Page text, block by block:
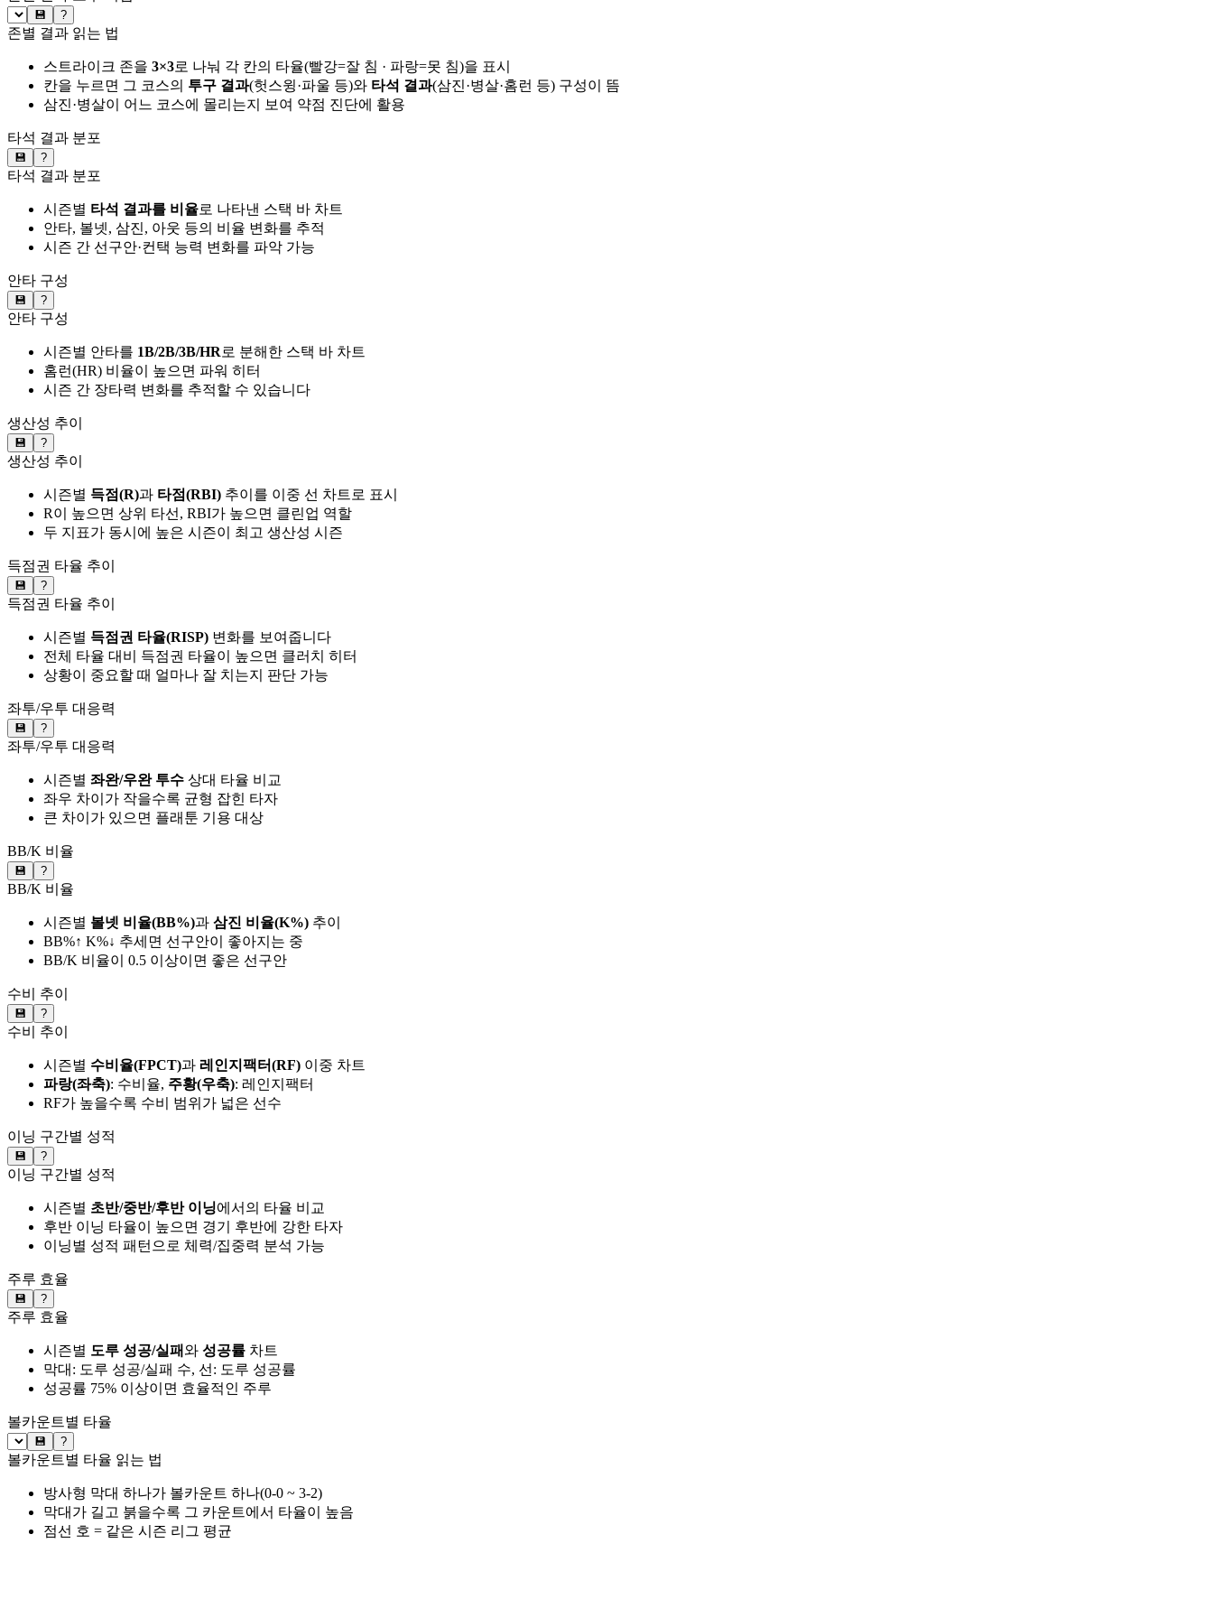
💾 ?
존별 결과 읽는 법
스트라이크 존을 3×3로 나눠 각 칸의 타율(빨강=잘 침 · 파랑=못 침)을 표시
칸을 누르면 그 코스의 투구 결과(헛스윙·파울 등)와 타석 결과(삼진·병살·홈런 등) 구성이 뜸
삼진·병살이 어느 코스에 몰리는지 보여 약점 진단에 활용
타석 결과 분포
💾 ?
타석 결과 분포
시즌별 타석 결과를 비율로 나타낸 스택 바 차트
안타, 볼넷, 삼진, 아웃 등의 비율 변화를 추적
시즌 간 선구안·컨택 능력 변화를 파악 가능
안타 구성
💾 ?
안타 구성
시즌별 안타를 1B/2B/3B/HR로 분해한 스택 바 차트
홈런(HR) 비율이 높으면 파워 히터
시즌 간 장타력 변화를 추적할 수 있습니다
생산성 추이
💾 ?
생산성 추이
시즌별 득점(R)과 타점(RBI) 추이를 이중 선 차트로 표시
R이 높으면 상위 타선, RBI가 높으면 클린업 역할
두 지표가 동시에 높은 시즌이 최고 생산성 시즌
득점권 타율 추이
💾 ?
득점권 타율 추이
시즌별 득점권 타율(RISP) 변화를 보여줍니다
전체 타율 대비 득점권 타율이 높으면 클러치 히터
상황이 중요할 때 얼마나 잘 치는지 판단 가능
좌투/우투 대응력
💾 ?
좌투/우투 대응력
시즌별 좌완/우완 투수 상대 타율 비교
좌우 차이가 작을수록 균형 잡힌 타자
큰 차이가 있으면 플래툰 기용 대상
BB/K 비율
💾 ?
BB/K 비율
시즌별 볼넷 비율(BB%)과 삼진 비율(K%) 추이
BB%↑ K%↓ 추세면 선구안이 좋아지는 중
BB/K 비율이 0.5 이상이면 좋은 선구안
수비 추이
💾 ?
수비 추이
시즌별 수비율(FPCT)과 레인지팩터(RF) 이중 차트
파랑(좌축): 수비율, 주황(우축): 레인지팩터
RF가 높을수록 수비 범위가 넓은 선수
이닝 구간별 성적
💾 ?
이닝 구간별 성적
시즌별 초반/중반/후반 이닝에서의 타율 비교
후반 이닝 타율이 높으면 경기 후반에 강한 타자
이닝별 성적 패턴으로 체력/집중력 분석 가능
주루 효율
💾 ?
주루 효율
시즌별 도루 성공/실패와 성공률 차트
막대: 도루 성공/실패 수, 선: 도루 성공률
성공률 75% 이상이면 효율적인 주루
볼카운트별 타율
💾 ?
볼카운트별 타율 읽는 법
방사형 막대 하나가 볼카운트 하나(0-0 ~ 3-2)
막대가 길고 붉을수록 그 카운트에서 타율이 높음
점선 호 = 같은 시즌 리그 평균